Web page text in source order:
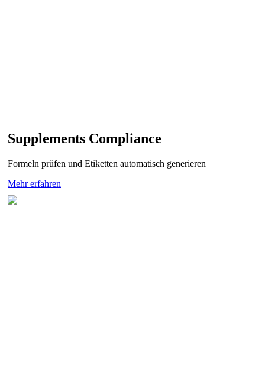
Supplements Compliance
Formeln prüfen und Etiketten automatisch generieren
Mehr erfahren